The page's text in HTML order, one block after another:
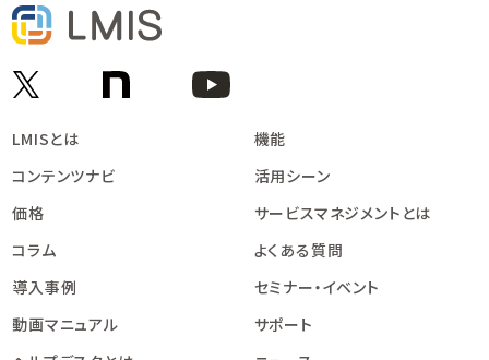
LMISとは
コンテンツナビ
価格
コラム
機能
活用シーン
サービスマネジメントとは
よくある質問
導入事例
動画マニュアル
セミナー・イベント
サポート